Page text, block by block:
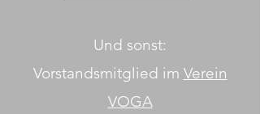
Und sonst:
Vorstandsmitglied im Verein
VOGA